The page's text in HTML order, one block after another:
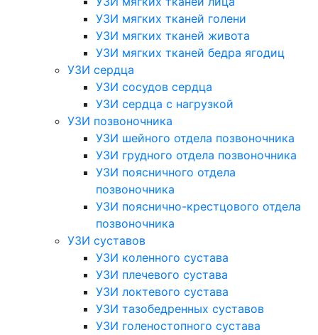
УЗИ мягких тканей голени
УЗИ мягких тканей живота
УЗИ мягких тканей бедра ягодиц
УЗИ сердца
УЗИ сосудов сердца
УЗИ сердца с нагрузкой
УЗИ позвоночника
УЗИ шейного отдела позвоночника
УЗИ грудного отдела позвоночника
УЗИ поясничного отдела
позвоночника
УЗИ пояснично-крестцового отдела
позвоночника
УЗИ суставов
УЗИ коленного сустава
УЗИ плечевого сустава
УЗИ локтевого сустава
УЗИ тазобедренных суставов
УЗИ голеностопного сустава